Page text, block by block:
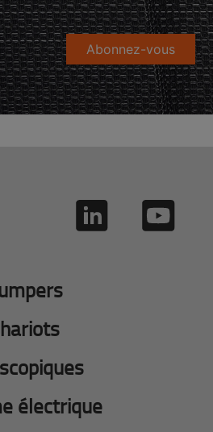
Abonnez-vous
électrique